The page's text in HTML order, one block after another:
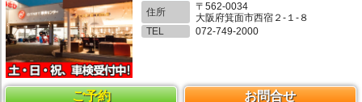
住所
〒562-0034
大阪府箕面市西宿２-１-８
TEL
072-749-2000
ご予約 お問合せ